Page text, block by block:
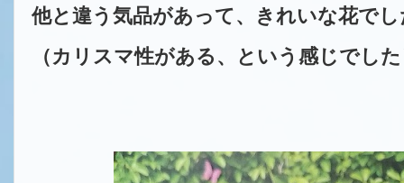
他と違う気品があって、きれいな花で
（カリスマ性がある、という感じでし